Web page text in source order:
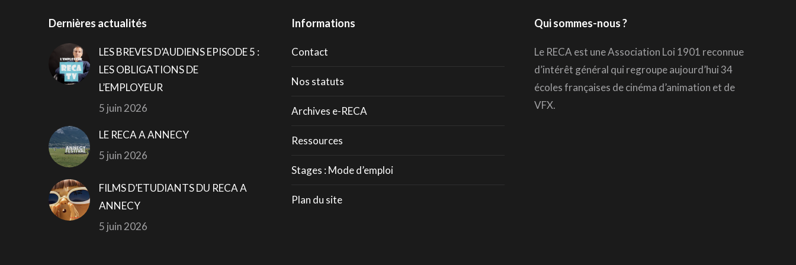
Dernières actualités
LES BREVES D’AUDIENS EPISODE 5 :
LES OBLIGATIONS DE
L’EMPLOYEUR
5 juin 2026
LE RECA A ANNECY
5 juin 2026
FILMS D’ETUDIANTS DU RECA A
ANNECY
5 juin 2026
Informations
Contact
Nos statuts
Archives e-RECA
Ressources
Stages : Mode d’emploi
Plan du site
Qui sommes-nous ?
Le RECA est une Association Loi 1901 reconnue
d’intérêt général qui regroupe aujourd’hui 34
écoles françaises de cinéma d’animation et de
VFX.